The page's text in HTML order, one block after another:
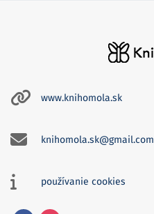
www.knihomola.sk
knihomola.sk@gmail.com
používanie cookies